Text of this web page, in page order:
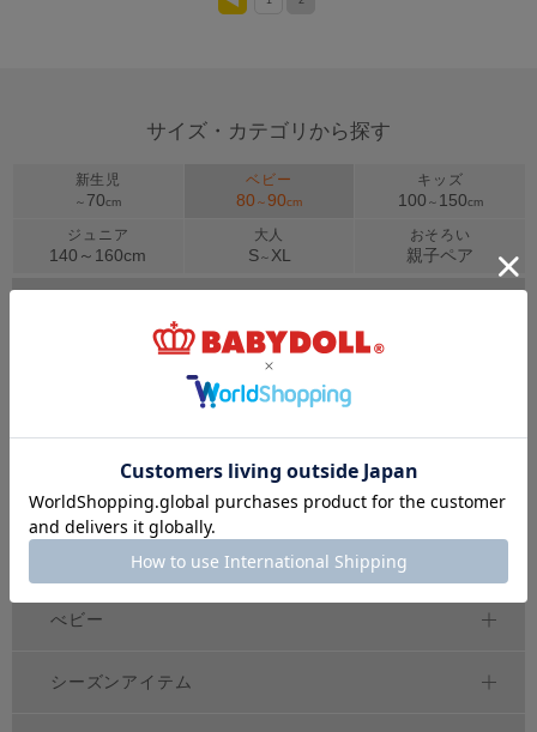
サイズ・カテゴリから探す
新生児
～ 70cm
ベビー
80 ～90cm
キッズ
100 ～ 150cm
ジュニア
140～ 160cm
大人
S～ XL
おそろい
親子ペア
ワンピース
セットアップ
べビー
シーズンアイテム